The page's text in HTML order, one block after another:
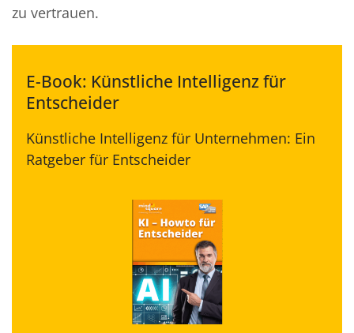
zu vertrauen.
E-Book: Künstliche Intelligenz für
Entscheider
Künstliche Intelligenz für Unternehmen: Ein
Ratgeber für Entscheider